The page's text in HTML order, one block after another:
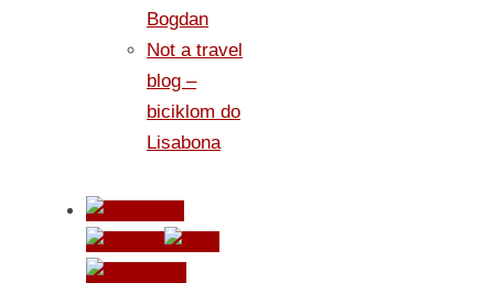
Bogdan
Not a travel
blog –
biciklom do
Lisabona